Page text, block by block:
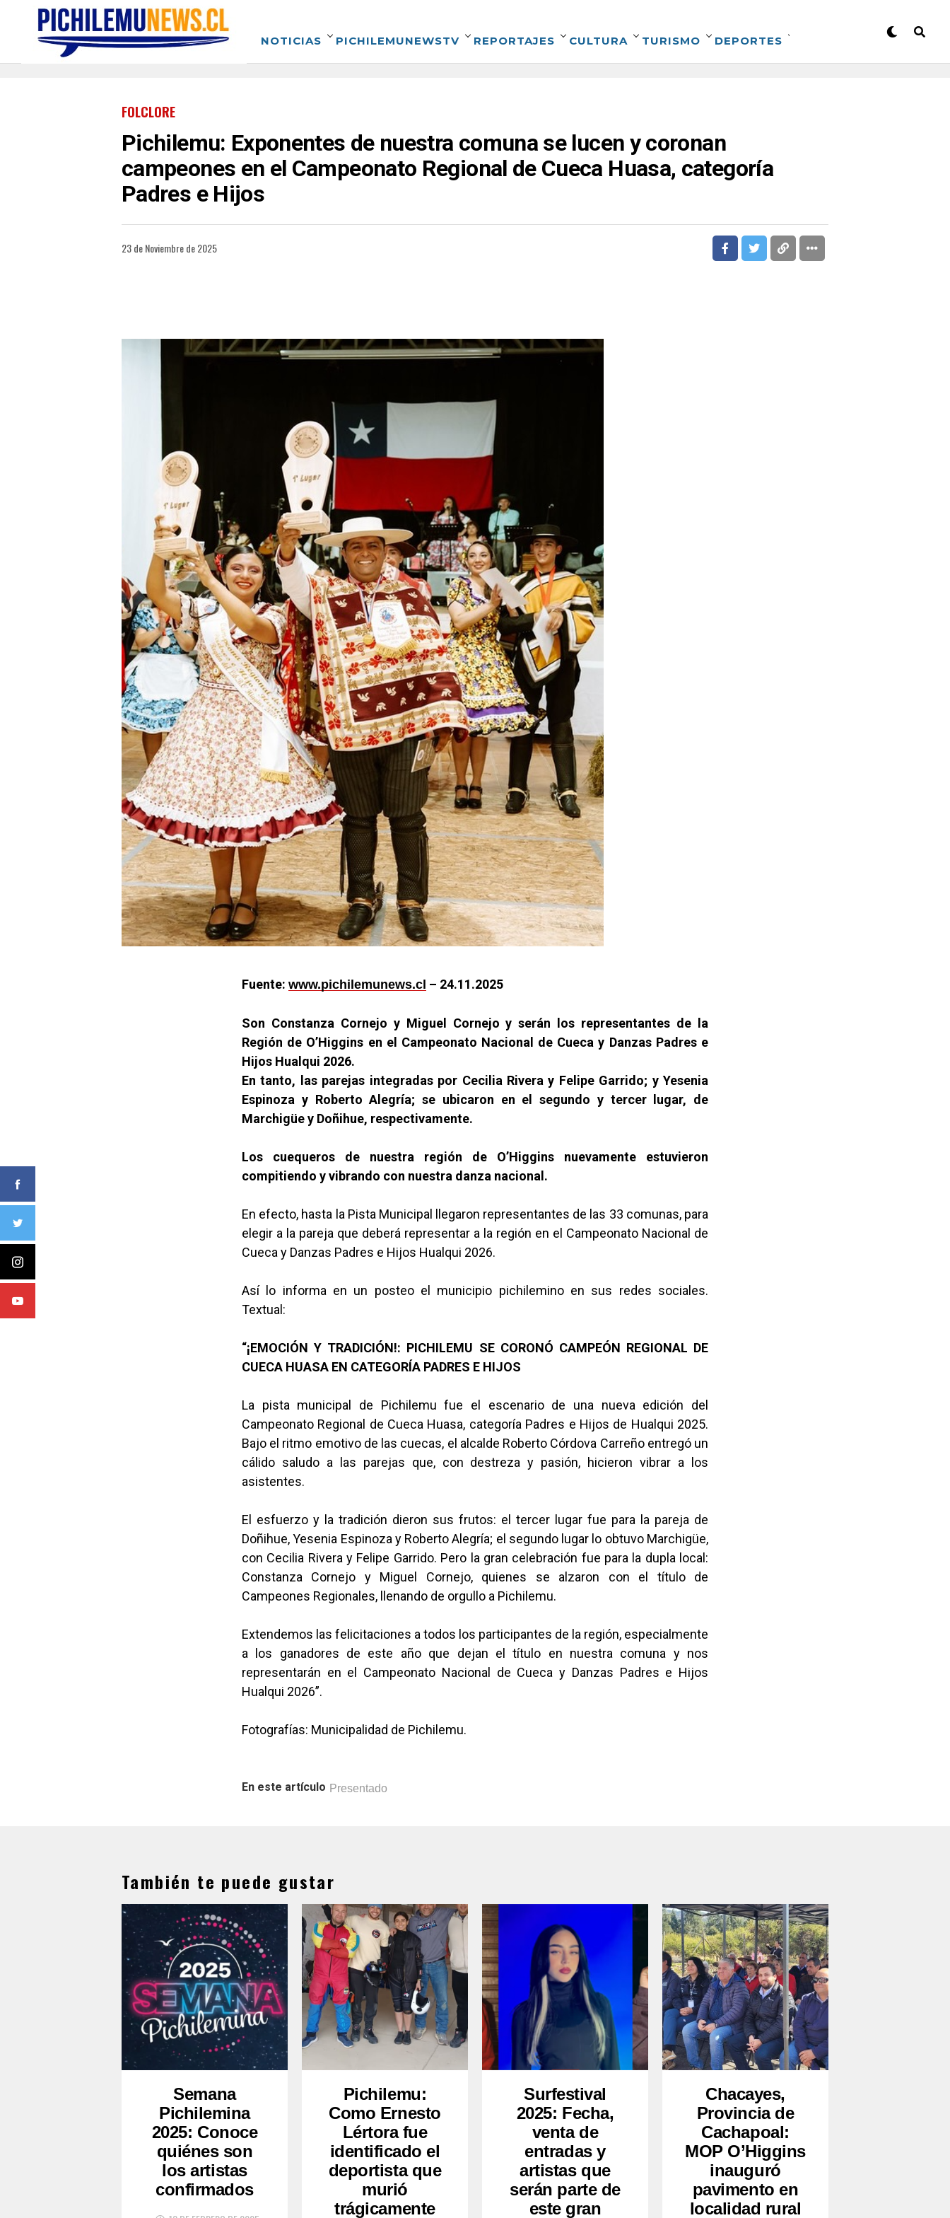
NOTICIAS PICHILEMUNEWSTV REPORTAJES CULTURA TURISMO DEPORTES
FOLCLORE
Pichilemu: Exponentes de nuestra comuna se lucen y coronan
campeones en el Campeonato Regional de Cueca Huasa, categoría
Padres e Hijos
23 de Noviembre de 2025
Fuente: www.pichilemunews.cl – 24.11.2025
Son Constanza Cornejo y Miguel Cornejo y serán los representantes de la
Región de O’Higgins en el Campeonato Nacional de Cueca y Danzas Padres e
Hijos Hualqui 2026.
En tanto, las parejas integradas por Cecilia Rivera y Felipe Garrido; y Yesenia
Espinoza y Roberto Alegría; se ubicaron en el segundo y tercer lugar, de
Marchigüe y Doñihue, respectivamente.
Los cuequeros de nuestra región de O’Higgins nuevamente estuvieron
compitiendo y vibrando con nuestra danza nacional.
En efecto, hasta la Pista Municipal llegaron representantes de las 33 comunas, para
elegir a la pareja que deberá representar a la región en el Campeonato Nacional de
Cueca y Danzas Padres e Hijos Hualqui 2026.
Así lo informa en un posteo el municipio pichilemino en sus redes sociales.
Textual:
“¡EMOCIÓN Y TRADICIÓN!: PICHILEMU SE CORONÓ CAMPEÓN REGIONAL DE
CUECA HUASA EN CATEGORÍA PADRES E HIJOS
La pista municipal de Pichilemu fue el escenario de una nueva edición del
Campeonato Regional de Cueca Huasa, categoría Padres e Hijos de Hualqui 2025.
Bajo el ritmo emotivo de las cuecas, el alcalde Roberto Córdova Carreño entregó un
cálido saludo a las parejas que, con destreza y pasión, hicieron vibrar a los
asistentes.
El esfuerzo y la tradición dieron sus frutos: el tercer lugar fue para la pareja de
Doñihue, Yesenia Espinoza y Roberto Alegría; el segundo lugar lo obtuvo Marchigüe,
con Cecilia Rivera y Felipe Garrido. Pero la gran celebración fue para la dupla local:
Constanza Cornejo y Miguel Cornejo, quienes se alzaron con el título de
Campeones Regionales, llenando de orgullo a Pichilemu.
Extendemos las felicitaciones a todos los participantes de la región, especialmente
a los ganadores de este año que dejan el título en nuestra comuna y nos
representarán en el Campeonato Nacional de Cueca y Danzas Padres e Hijos
Hualqui 2026”.
Fotografías: Municipalidad de Pichilemu.
En este artículo Presentado
También te puede gustar
Semana
Pichilemina
2025: Conoce
quiénes son
los artistas
confirmados
Pichilemu:
Como Ernesto
Lértora fue
identificado el
deportista que
murió
trágicamente
Surfestival
2025: Fecha,
venta de
entradas y
artistas que
serán parte de
este gran
Chacayes,
Provincia de
Cachapoal:
MOP O’Higgins
inauguró
pavimento en
localidad rural